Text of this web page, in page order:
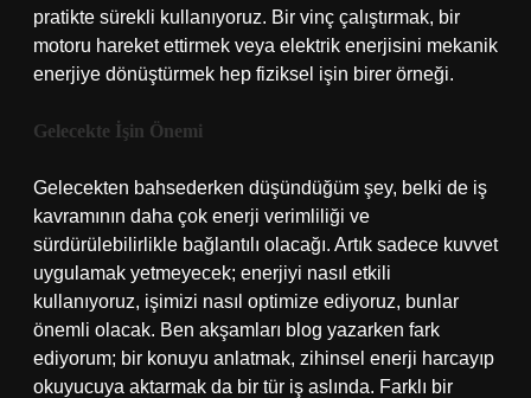
pratikte sürekli kullanıyoruz. Bir vinç çalıştırmak, bir
motoru hareket ettirmek veya elektrik enerjisini mekanik
enerjiye dönüştürmek hep fiziksel işin birer örneği.
Gelecekte İşin Önemi
Gelecekten bahsederken düşündüğüm şey, belki de iş
kavramının daha çok enerji verimliliği ve
sürdürülebilirlikle bağlantılı olacağı. Artık sadece kuvvet
uygulamak yetmeyecek; enerjiyi nasıl etkili
kullanıyoruz, işimizi nasıl optimize ediyoruz, bunlar
önemli olacak. Ben akşamları blog yazarken fark
ediyorum; bir konuyu anlatmak, zihinsel enerji harcayıp
okuyucuya aktarmak da bir tür iş aslında. Farklı bir